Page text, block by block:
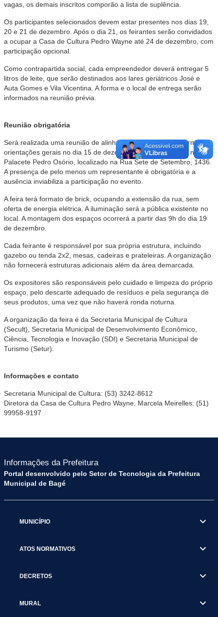
vagas, os demais inscritos comporão a lista de suplência.
Os participantes selecionados devem estar presentes nos dias 19,
20 e 21 de dezembro. Após o dia 21, os feirantes serão convidados
a ocupar a Casa de Cultura Pedro Wayne até 24 de dezembro, com
participação opcional.
Como contrapartida social, cada empreendedor deverá entregar 5
litros de leite, que serão destinados aos lares geriátricos José e
Auta Gomes e Vila Vicentina. A forma e o local de entrega serão
informados na reunião prévia.
Reunião obrigatória
Será realizada uma reunião de alinhamento de horários, normas e
orientações gerais no dia 15 de dezembro de 2025, às 14h, no
Palacete Pedro Osório, localizado na Rua Sete de Setembro, 1436.
A presença de pelo menos um representante é obrigatória e a
ausência inviabiliza a participação no evento.
A feira terá formato de brick, ocupando a extensão da rua, sem
oferta de energia elétrica. A iluminação será a pública existente no
local. A montagem dos espaços ocorrerá a partir das 9h do dia 19
de dezembro.
Cada feirante é responsável por sua própria estrutura, incluindo
gazebo ou tenda 2x2, mesas, cadeiras e prateleiras. A organização
não fornecerá estruturas adicionais além da área demarcada.
Os expositores são responsáveis pelo cuidado e limpeza do próprio
espaço, pelo descarte adequado de resíduos e pela segurança de
seus produtos, uma vez que não haverá ronda noturna.
A organização da feira é da Secretaria Municipal de Cultura
(Secult), Secretaria Municipal de Desenvolvimento Econômico,
Ciência, Tecnologia e Inovação (SDI) e Secretaria Municipal de
Turismo (Setur).
Informações e contato
Secretaria Municipal de Cultura: (53) 3242-8612
Diretora da Casa de Cultura Pedro Wayne, Marcela Meirelles: (51)
99958-9197
Informações da Prefeitura
Portal desenvolvido pelo Setor de Tecnologia da Prefeitura
Municipal de Bagé
MUNICÍPIO
ATOS NORMATIVOS
DECRETOS
MURAL